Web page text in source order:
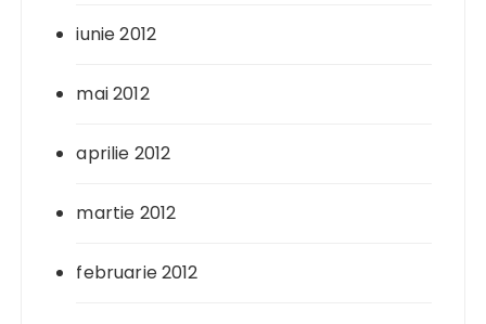
iunie 2012
mai 2012
aprilie 2012
martie 2012
februarie 2012